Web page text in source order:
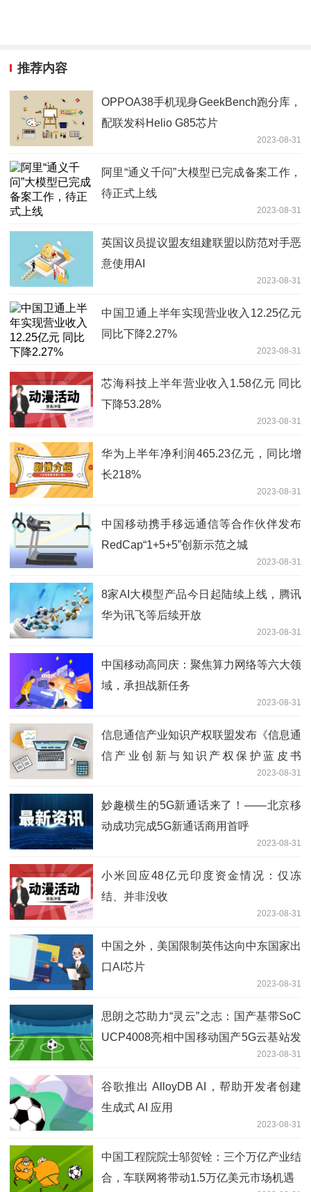
推荐内容
OPPOA38手机现身GeekBench跑分库，
配联发科Helio G85芯片
2023-08-31
阿里“通义千问”大模型已完成备案工作，
待正式上线
2023-08-31
英国议员提议盟友组建联盟以防范对手恶
意使用AI
2023-08-31
中国卫通上半年实现营业收入12.25亿元
同比下降2.27%
2023-08-31
芯海科技上半年营业收入1.58亿元 同比
下降53.28%
2023-08-31
华为上半年净利润465.23亿元，同比增
长218%
2023-08-31
中国移动携手移远通信等合作伙伴发布
RedCap“1+5+5”创新示范之城
2023-08-31
8家AI大模型产品今日起陆续上线，腾讯
华为讯飞等后续开放
2023-08-31
中国移动高同庆：聚焦算力网络等六大领
域，承担战新任务
2023-08-31
信息通信产业知识产权联盟发布《信息通
信产业创新与知识产权保护蓝皮书
2023-08-31
妙趣横生的5G新通话来了！——北京移
动成功完成5G新通话商用首呼
2023-08-31
小米回应48亿元印度资金情况：仅冻
结、并非没收
2023-08-31
中国之外，美国限制英伟达向中东国家出
口AI芯片
2023-08-31
思朗之芯助力“灵云”之志：国产基带SoC
UCP4008亮相中国移动国产5G云基站发
2023-08-31
谷歌推出 AlloyDB AI，帮助开发者创建
生成式 AI 应用
2023-08-31
中国工程院院士邬贺铨：三个万亿产业结
合，车联网将带动1.5万亿美元市场机遇